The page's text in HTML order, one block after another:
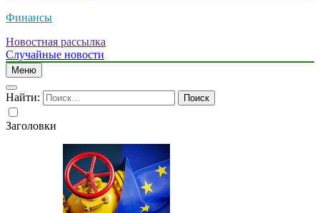
Финансы
Новостная рассылка
Случайные новости
Меню
Найти:
Заголовки